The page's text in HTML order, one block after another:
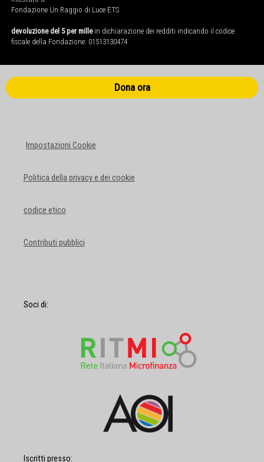
Fondazione Un Raggio di Luce ETS
devoluzione del 5 per millein dichiarazione dei redditi indicando il codice
fiscale della Fondazione: 01513130474
Dona ora
Impostazioni Cookie
Politica della privacy e dei cookie
codice etico
Contributi pubblici
Soci di:
Iscritti presso: